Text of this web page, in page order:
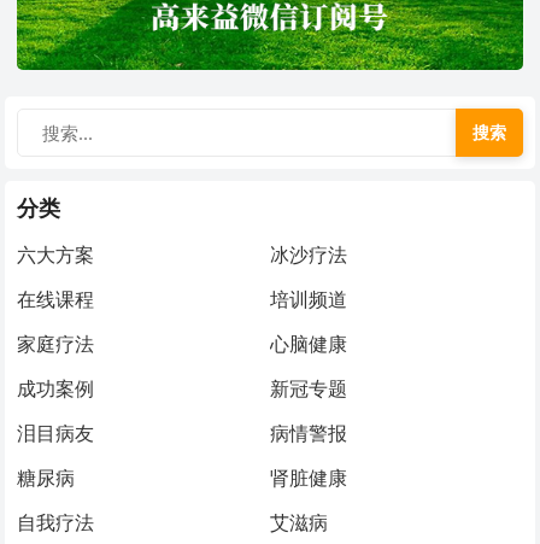
搜索
分类
六大方案
冰沙疗法
在线课程
培训频道
家庭疗法
心脑健康
成功案例
新冠专题
泪目病友
病情警报
糖尿病
肾脏健康
自我疗法
艾滋病